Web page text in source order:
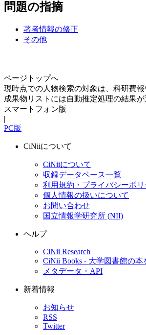
問題の指摘
著者情報の修正
その他
ページトップへ
現時点での人物検索の対象は、科研費報
成果物リストには自動推定処理の結果
スマートフォン版
|
PC版
CiNiiについて
CiNiiについて
収録データベース一覧
利用規約・プライバシーポリ
個人情報の扱いについて
お問い合わせ
国立情報学研究所 (NII)
ヘルプ
CiNii Research
CiNii Books - 大学図書館の本
メタデータ・API
新着情報
お知らせ
RSS
Twitter